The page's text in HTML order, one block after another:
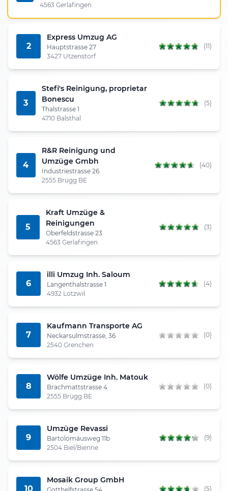
4563 Gerlafingen
2
Express Umzug AG
Hauptstrasse 27
3427 Utzenstorf
(11)
3
Stefi's Reinigung, proprietar
Bonescu
Thalstrasse 1
4710 Balsthal
(5)
4
R&R Reinigung und
Umzüge Gmbh
Industriestrasse 26
2555 Brügg BE
(40)
5
Kraft Umzüge &
Reinigungen
Oberfeldstrasse 23
4563 Gerlafingen
(3)
6
illi Umzug Inh. Saloum
Langenthalstrasse 1
4932 Lotzwil
(4)
7
Kaufmann Transporte AG
Neckarsulmstrasse, 36
2540 Grenchen
(0)
8
Wölfe Umzüge Inh. Matouk
Brachmattstrasse 4
2555 Brügg BE
(0)
9
Umzüge Revassi
Bartolomäusweg 11b
2504 Biel/Bienne
(9)
10
Mosaik Group GmbH
(5)